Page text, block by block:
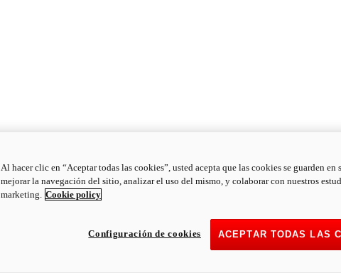
Al hacer clic en “Aceptar todas las cookies”, usted acepta que las cookies se guarden
mejorar la navegación del sitio, analizar el uso del mismo, y colaborar con nuestros
marketing. Cookie policy
ACEPTAR TODAS LAS
Configuración de cookies